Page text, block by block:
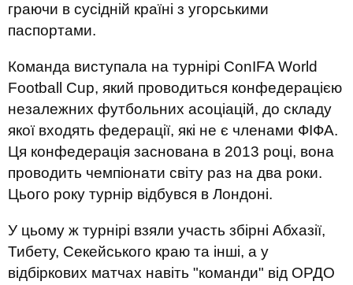
граючи в сусідній країні з угорськими
паспортами.
Команда виступала на турнірі ConIFA World
Football Cup, який проводиться конфедерацією
незалежних футбольних асоціацій, до складу
якої входять федерації, які не є членами ФІФА.
Ця конфедерація заснована в 2013 році, вона
проводить чемпіонати світу раз на два роки.
Цього року турнір відбувся в Лондоні.
У цьому ж турнірі взяли участь збірні Абхазії,
Тибету, Секейського краю та інші, а у
відбіркових матчах навіть "команди" від ОРДО